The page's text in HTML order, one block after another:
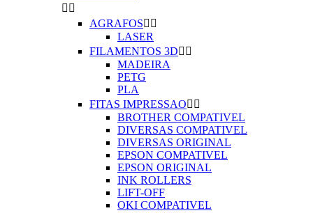
 
AGRAFOS 
LASER
FILAMENTOS 3D 
MADEIRA
PETG
PLA
FITAS IMPRESSAO 
BROTHER COMPATIVEL
DIVERSAS COMPATIVEL
DIVERSAS ORIGINAL
EPSON COMPATIVEL
EPSON ORIGINAL
INK ROLLERS
LIFT-OFF
OKI COMPATIVEL